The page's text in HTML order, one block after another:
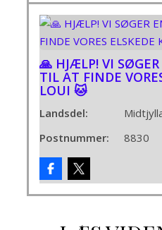
🙏 HJÆLP! VI
TIL AT FINDE
LOUI 🐱
Landsdel:
Postnummer:
8830